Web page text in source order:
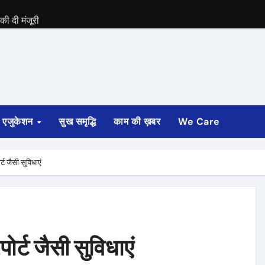
दी मंजूरी
गए
एजुकेशन सुख समृद्धि काम की ख़बर We Care
जैसी सुविधाएं
जैसी सुविधाएं